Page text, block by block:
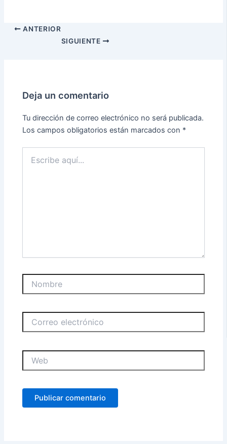
ANTERIOR
SIGUIENTE
Deja un comentario
Tu dirección de correo electrónico no será publicada.
Los campos obligatorios están marcados con *
aquí...
electrónico